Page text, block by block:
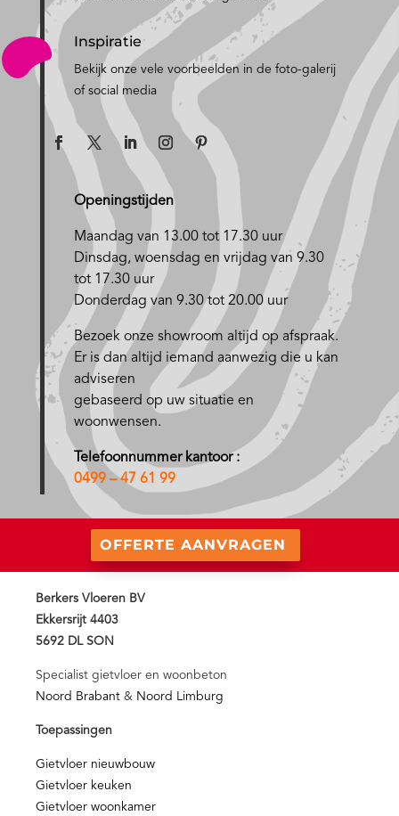
Inspiratie
Bekijk onze vele voorbeelden in de foto-galerij
of social media
Openingstijden
Maandag van 13.00 tot 17.30 uur
Dinsdag, woensdag en vrijdag van 9.30
tot 17.30 uur
Donderdag van 9.30 tot 20.00 uur
Bezoek onze showroom altijd op afspraak.
Er is dan altijd iemand aanwezig die u kan
adviseren
gebaseerd op uw situatie en
woonwensen.
Telefoonnummer kantoor :
0499 – 47 61 99
OFFERTE AANVRAGEN
Berkers Vloeren BV
Ekkersrijt 4403
5692 DL SON
Specialist gietvloer en woonbeton
Noord Brabant & Noord Limburg
Toepassingen
Gietvloer nieuwbouw
Gietvloer keuken
Gietvloer woonkamer